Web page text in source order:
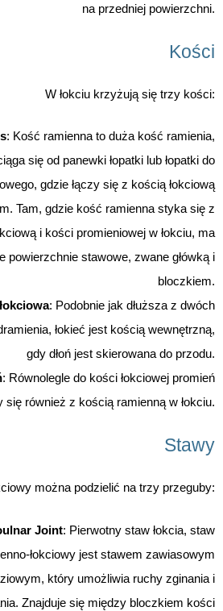
na przedniej powierzchni.
Kości
W łokciu krzyżują się trzy kości:
: Kość ramienna to duża kość ramienia,
się od panewki łopatki lub łopatki do
gdzie łączy się z kością łokciową
Tam, gdzie kość ramienna styka się z
i kości promieniowej w łokciu, ma
powierzchnie stawowe, zwane główką i
bloczkiem.
: Podobnie jak dłuższa z dwóch
łokieć jest kością wewnętrzną,
gdy dłoń jest skierowana do przodu.
: Równolegle do kości łokciowej promień
się również z kością ramienną w łokciu.
Stawy
można podzielić na trzy przeguby:
Joint: Pierwotny staw łokcia, staw
łokciowy jest stawem zawiasowym
który umożliwia ruchy zginania i
Znajduje się między bloczkiem kości